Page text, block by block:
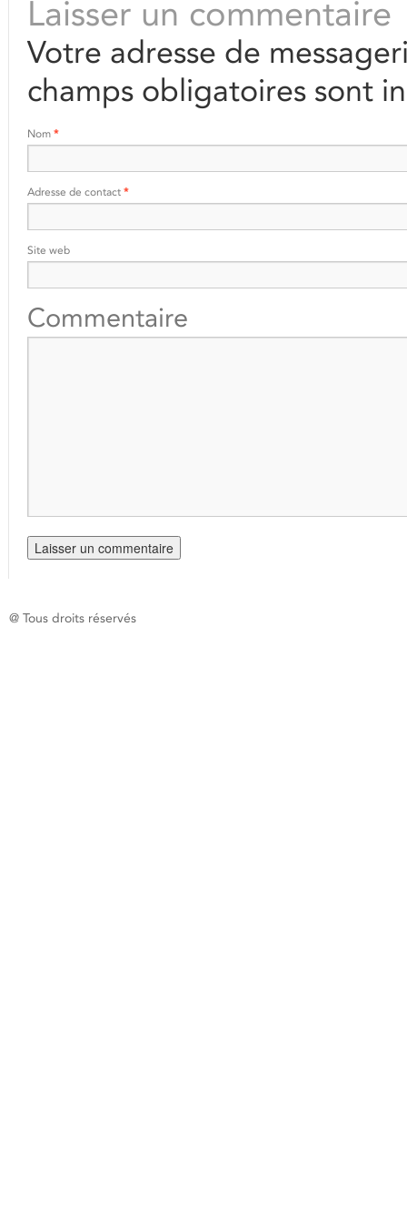
Laisser un commentaire
Votre adresse de
champs obligatoires sont
Nom *
Adresse de contact *
Site web
Commentaire
@ Tous droits réservés